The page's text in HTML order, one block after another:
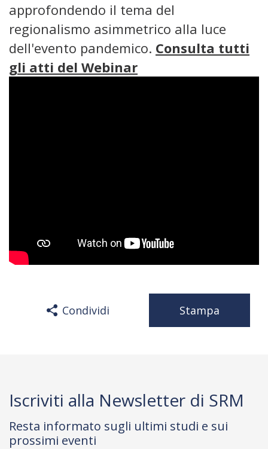
approfondendo il tema del
regionalismo asimmetrico alla luce
dell'evento pandemico. Consulta tutti
gli atti del Webinar
Condividi Stampa
Iscriviti alla Newsletter di SRM
Resta informato sugli ultimi studi e sui
prossimi eventi